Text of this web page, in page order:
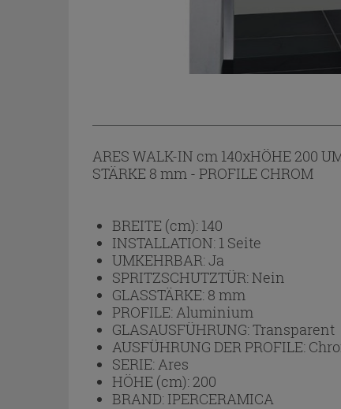
ARES WALK-IN cm 140xHÖHE 200
STÄRKE 8 mm - PROFILE CHROM
BREITE (cm): 140
INSTALLATION: 1 Seite
UMKEHRBAR:Ja
SPRITZSCHUTZTÜR:Nein
GLASSTÄRKE: 8 mm
PROFILE:Aluminium
GLASAUSFÜHRUNG:Transparent
AUSFÜHRUNG DER PROFILE:
SERIE:Ares
HÖHE (cm): 200
BRAND: IPERCERAMICA